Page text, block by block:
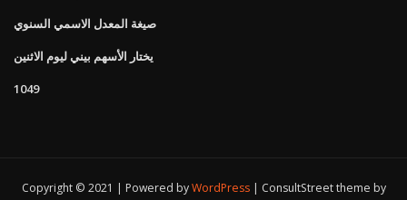
صيغة المعدل الاسمي السنوي
يختار الأسهم بيني ليوم الاثنين
1049
Copyright © 2021 | Powered byWordPress
ConsultStreet theme by